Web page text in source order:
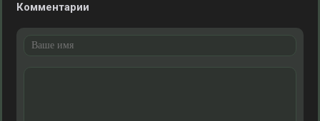
Комментарии